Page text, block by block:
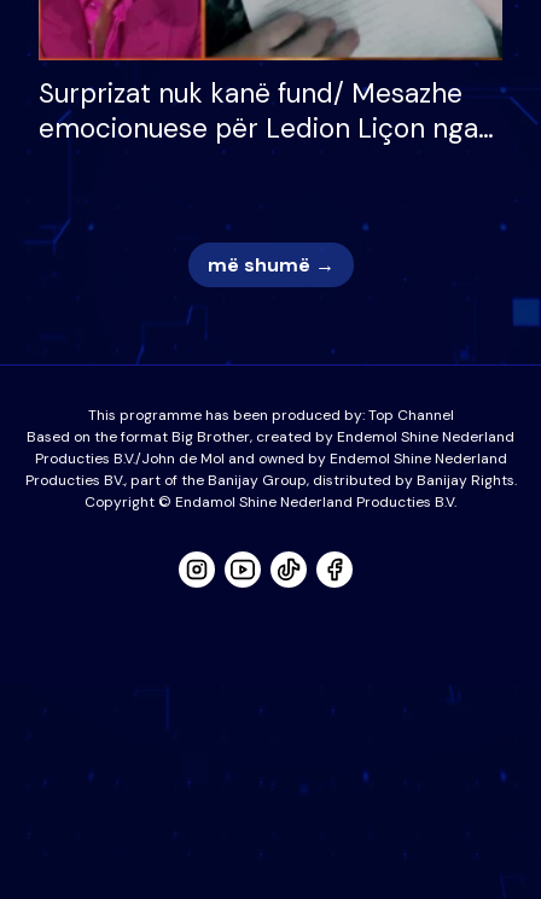
Surprizat nuk kanë fund/ Mesazhe
emocionuese për Ledion Liçon nga
nëna dhe fëmijët e tij, moderatori
më shumë →
This programme has been produced by:Top Channel
Based on the format Big Brother, created by Endemol Shine Nederland
Producties B.V./John de Mol and owned by Endemol Shine Nederland
Producties BV., part of the Banijay Group, distributed by Banijay Rights.
Copyright © Endamol Shine Nederland Producties B.V.